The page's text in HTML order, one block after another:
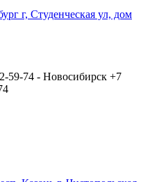
г, Студенческая ул, дом
+7